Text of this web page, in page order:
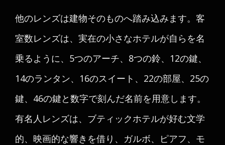
他のレンズは建物そのものへ踏み込みます。客
室数レンズは、実在の小さなホテルが自らを名
乗るように、5つのアーチ、8つの鈴、12の鍵、
14のランタン、16のスイート、22の部屋、25の
鍵、46の鍵と数字で刻んだ名前を用意します。
有名人レンズは、ブティックホテルが好む文学
的、映画的な響きを借り、ガルボ、ピアフ、モ